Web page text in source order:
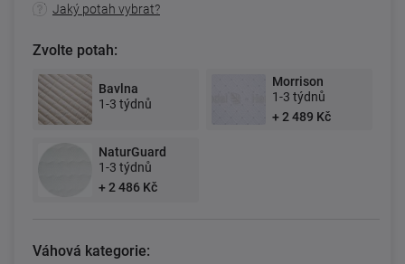
Jaký potah vybrat?
Zvolte potah:
Bavlna
1-3 týdnů
Morrison
1-3 týdnů
+ 2 489 Kč
NaturGuard
1-3 týdnů
+ 2 486 Kč
Váhová kategorie: